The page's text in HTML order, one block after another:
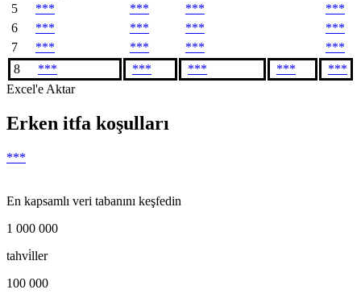
5
*** *** ***
***
6
*** *** ***
***
7
*** *** ***
***
8
*** *** *** ***
***
Excel'e Aktar
Erken itfa koşulları
***
En kapsamlı veri tabanını keşfedin
1 000 000
tahvi̇ller
100 000